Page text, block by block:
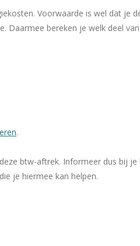
Voorwaarde is wel dat je
Daarmee bereken je welk deel
.
btw-aftrek. Informeer dus bij
je hiermee kan helpen.